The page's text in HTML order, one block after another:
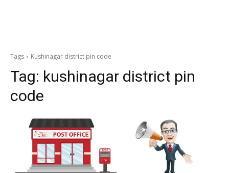
Tags Kushinagar district pin code
Tag: kushinagar district pin
code